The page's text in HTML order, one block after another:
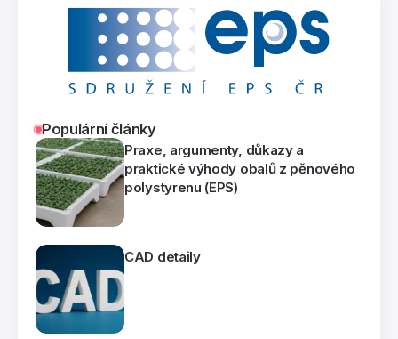
Populární články
Praxe, argumenty, důkazy a
praktické výhody obalů z pěnového
polystyrenu (EPS)
CAD detaily